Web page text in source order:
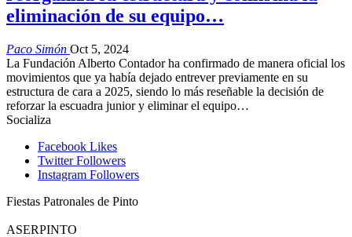
eliminación de su equipo…
Paco Simón Oct 5, 2024
La Fundación Alberto Contador ha confirmado de manera oficial los
movimientos que ya había dejado entrever previamente en su
estructura de cara a 2025, siendo lo más reseñable la decisión de
reforzar la escuadra junior y eliminar el equipo…
Socializa
Facebook Likes
Twitter Followers
Instagram Followers
Fiestas Patronales de Pinto
ASERPINTO